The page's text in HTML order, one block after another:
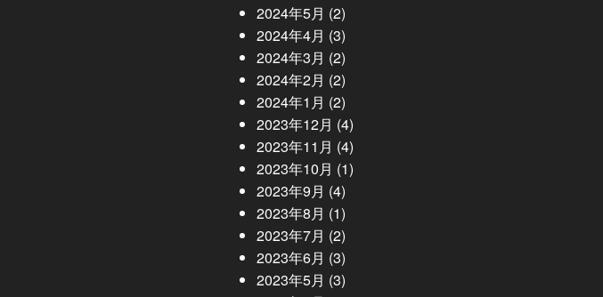
2024年5月 (2)
2024年4月 (3)
2024年3月 (2)
2024年2月 (2)
2024年1月 (2)
2023年12月 (4)
2023年11月 (4)
2023年10月 (1)
2023年9月 (4)
2023年8月 (1)
2023年7月 (2)
2023年6月 (3)
2023年5月 (3)